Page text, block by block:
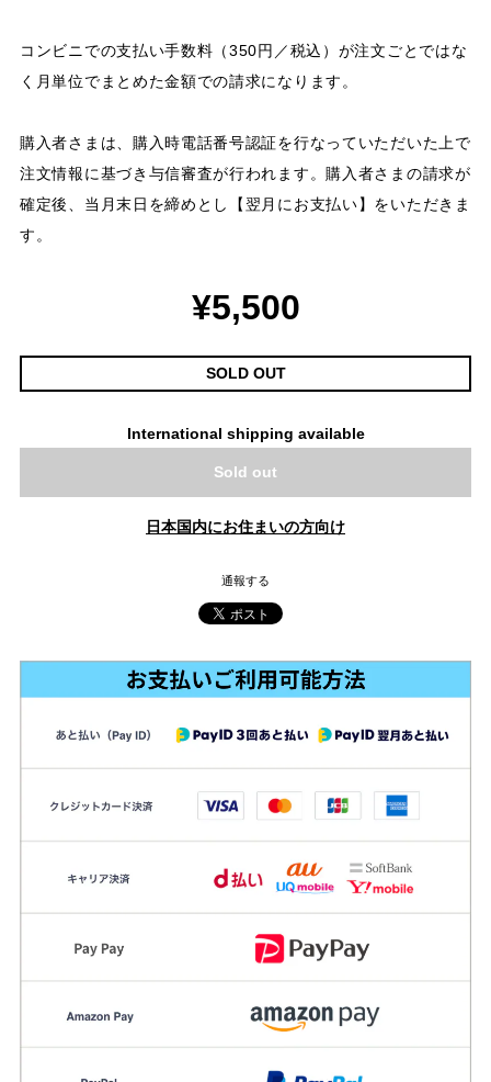
コンビニでの支払い手数料（350円／税込）が注文ごとではな
く月単位でまとめた金額での請求になります。
購入者さまは、購入時電話番号認証を行なっていただいた上で
注文情報に基づき与信審査が行われます。購入者さまの請求が
確定後、当月末日を締めとし【翌月にお支払い】をいただきま
す。
¥5,500
SOLD OUT
International shipping available
Sold out
日本国内にお住まいの方向け
通報する